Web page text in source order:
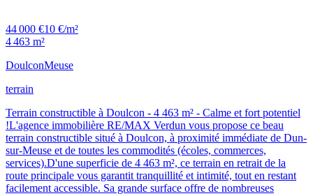
44 000 €10 €/m²
4 463 m²
DoulconMeuse
terrain
Terrain constructible à Doulcon - 4 463 m² - Calme et fort potentiel
!L'agence immobilière RE/MAX Verdun vous propose ce beau
terrain constructible situé à Doulcon, à proximité immédiate de Dun-
sur-Meuse et de toutes les commodités (écoles, commerces,
services).D'une superficie de 4 463 m², ce terrain en retrait de la
route principale vous garantit tranquillité et intimité, tout en restant
facilement accessible. Sa grande surface offre de nombreuses